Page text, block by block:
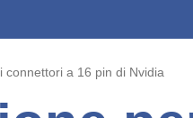
connettori a 16 pin di Nvidia